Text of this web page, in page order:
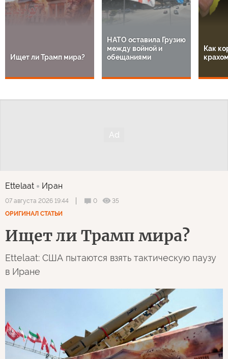
Ищет ли Трамп мира?
НАТО оставила Грузию
между войной и
обещаниями
Как
Ettelaat Иран
07 августа 2026 19:44 0
35
ОРИГИНАЛ СТАТЬИ
Ищет ли Трамп мира?
Ettelaat: США пытаются взять тактическую паузу
в Иране